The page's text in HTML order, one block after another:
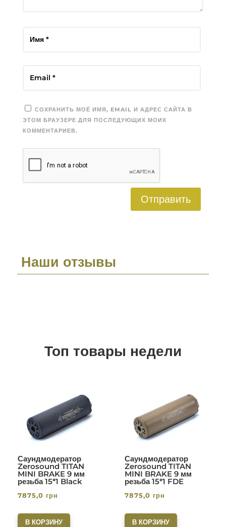
СОХРАНИТЬ МОЁ ИМЯ, EMAIL И АДРЕС САЙТА В
ЭТОМ БРАУЗЕРЕ ДЛЯ ПОСЛЕДУЮЩИХ МОИХ
КОММЕНТАРИЕВ.
Отправить
Наши отзывы
Топ товары недели
Саундмодератор
Zerosound TITAN
MINI BRAKE 9 мм
резьба 15*1 Black
7875,0 грн
В КОРЗИНУ
Саундмодератор
Zerosound TITAN
MINI BRAKE 9 мм
резьба 15*1 FDE
7875,0 грн
В КОРЗИНУ